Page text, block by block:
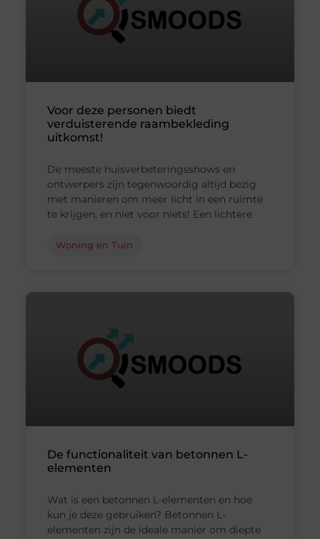
Voor deze personen biedt
verduisterende raambekleding
uitkomst!
De meeste huisverbeteringsshows en
ontwerpers zijn tegenwoordig altijd bezig
met manieren om meer licht in een ruimte
te krijgen, en niet voor niets! Een lichtere
Woning en Tuin
De functionaliteit van betonnen L-
elementen
Wat is een betonnen L-elementen en hoe
kun je deze gebruiken? Betonnen L-
elementen zijn de ideale manier om diepte